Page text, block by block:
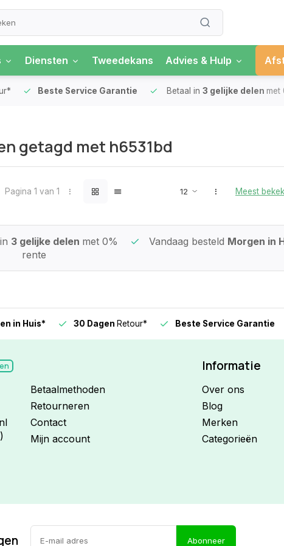
Diensten Tweedekans Advies & Hulp
Beste Service Garantie Betaal in 3 gelijke delenmet
getagd met h6531bd
Pagina 1 van 1 Meest
3 gelijke delen met 0%
rente
Vandaag besteld Morgen in
in Huis* 30 DagenRetour* Beste Service Garantie
Betaalmethoden
Retourneren
Contact
Mijn account
Informatie
Over ons
Blog
Merken
Categorieën
Abonneer